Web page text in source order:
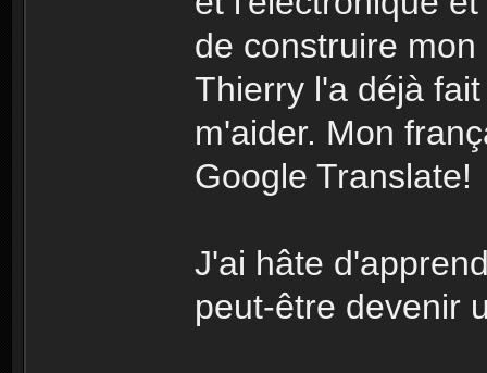
de construire
Thierry l'a déjà
m'aider. Mon
Google Translate!
J'ai hâte
peut-être devenir